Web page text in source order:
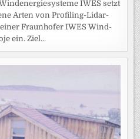
IWES setzt
Arten von Profiling-Lidar-
Fraunhofer IWES Wind-
ein. Ziel...